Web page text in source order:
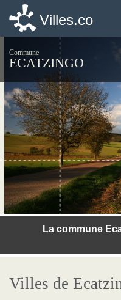
Villes.co
Commune
ECATZINGO
La commune
Villes de
Villes.co